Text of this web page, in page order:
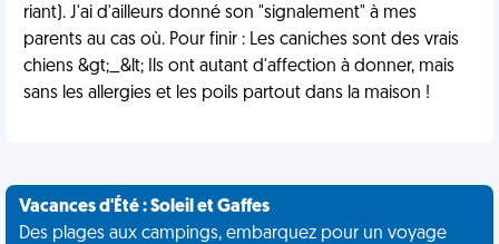
riant). J'ai d'ailleurs donné son "signalement" à mes
parents au cas où. Pour finir : Les caniches sont des vrais
chiens &gt;_&lt; Ils ont autant d'affection à donner, mais
sans les allergies et les poils partout dans la maison !
Vacances d'Été : Soleil et Gaffes
Des plages aux campings, embarquez pour un voyage